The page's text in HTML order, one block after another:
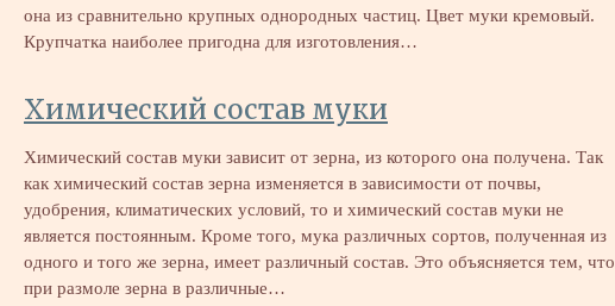
она из сравнительно крупных однородных частиц. Цвет муки кремовый.
Крупчатка наиболее пригодна для изготовления…
Химический состав муки
Химический состав муки зависит от зерна, из которого она получена. Так
как химический состав зерна изменяется в зависимости от почвы,
удобрения, климатических условий, то и химический состав муки не
является постоянным. Кроме того, мука различных сортов, полученная из
одного и того же зерна, имеет различный состав. Это объясняется тем, что
при размоле зерна в различные…